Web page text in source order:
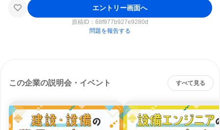
エントリー画面へ
原稿ID： 68f977b927e9280d
問題を報告する
この企業の説明会・イベント すべて見る